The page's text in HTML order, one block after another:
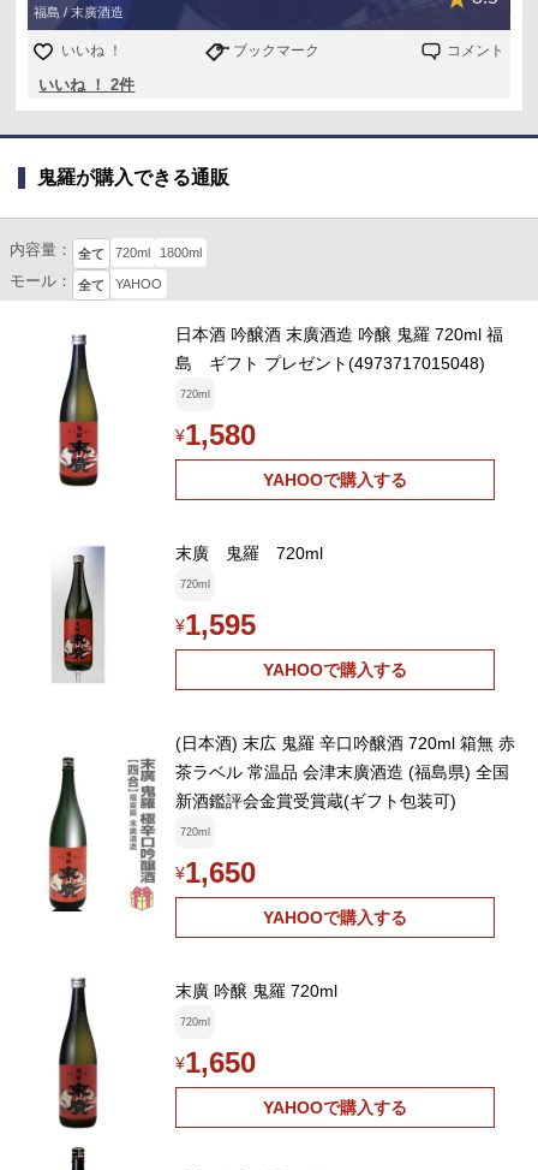
福島 / 末廣酒造
いいね ！ ブックマーク コメント
いいね ！ 2件
鬼羅が購入できる通販
内容量： 全て 720ml 1800ml
モール： 全て YAHOO
日本酒 吟醸酒 末廣酒造 吟醸 鬼羅 720ml 福
島 ギフト プレゼント(4973717015048)
720ml
¥1,580
YAHOOで購入する
末廣 鬼羅 720ml
720ml
¥1,595
YAHOOで購入する
(日本酒) 末広 鬼羅 辛口吟醸酒 720ml 箱無 赤
茶ラベル 常温品 会津末廣酒造 (福島県) 全国
新酒鑑評会金賞受賞蔵(ギフト包装可)
720ml
¥1,650
YAHOOで購入する
末廣 吟醸 鬼羅 720ml
720ml
¥1,650
YAHOOで購入する